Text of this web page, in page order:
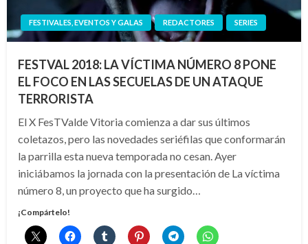
FESTIVALES, EVENTOS Y GALAS REDACTORES SERIES
FESTVAL 2018: LA VÍCTIMA NÚMERO 8 PONE
EL FOCO EN LAS SECUELAS DE UN ATAQUE
TERRORISTA
El X FesTValde Vitoria comienza a dar sus últimos
coletazos, pero las novedades seriéfilas que conformarán
la parrilla esta nueva temporada no cesan. Ayer
iniciábamos la jornada con la presentación de La víctima
número 8, un proyecto que ha surgido…
¡Compártelo!